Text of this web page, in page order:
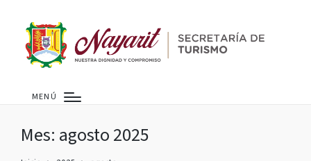
MENÚ
Mes: agosto 2025